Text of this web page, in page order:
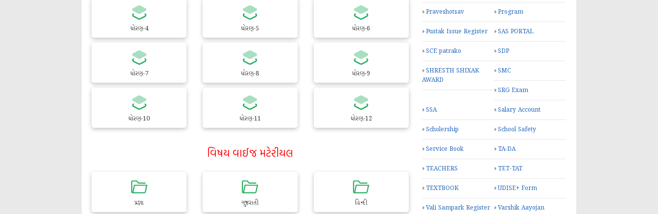
ધોરણ-4 ધોરણ-5 ધોરણ-6
ધોરણ-7 ધોરણ-8 ધોરણ-9
ધોરણ-10 ધોરણ-11 ધોરણ-12
વિષય વાઈજ મટેરીયલ
પ્રજ્ઞા ગુજરાતી હિન્દી
Praveshotsav Program
Pustak Issue Register SAS PORTAL
SCE patrako SDP
SHRESTH SHIXAK
AWARD
SMC
SRG Exam
SSA Salary Account
Scholership School Safety
Service Book TA-DA
TEACHERS TET-TAT
TEXTBOOK UDISE+ Form
Vali Sampark Register Varshik Aayojan